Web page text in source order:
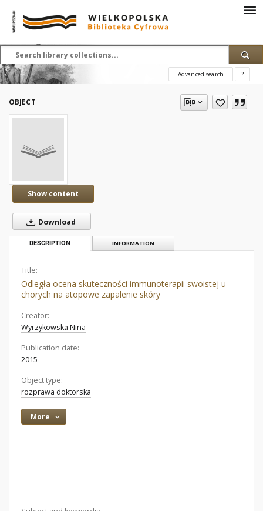
Advanced search ?
OBJECT
Show content
Download
DESCRIPTION INFORMATION
Title:
Odległa ocena skuteczności immunoterapii swoistej u
chorych na atopowe zapalenie skóry
Creator:
Wyrzykowska Nina
Publication date:
2015
Object type:
rozprawa doktorska
More